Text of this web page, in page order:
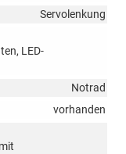
Servolenkung
LED-
Notrad
vorhanden